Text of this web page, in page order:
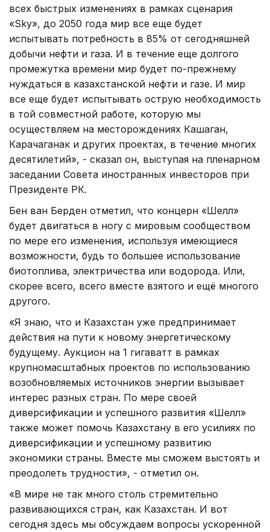
всех быстрых изменениях в рамках сценария
«Sky», до 2050 года мир все еще будет
испытывать потребность в 85% от сегодняшней
добычи нефти и газа. И в течение еще долгого
промежутка времени мир будет по-прежнему
нуждаться в казахстанской нефти и газе. И мир
все еще будет испытывать острую необходимость
в той совместной работе, которую мы
осуществляем на месторождениях Кашаган,
Карачаганак и других проектах, в течение многих
десятилетий», - сказал он, выступая на пленарном
заседании Совета иностранных инвесторов при
Президенте РК.
Бен ван Берден отметил, что концерн «Шелл»
будет двигаться в ногу с мировым сообществом
по мере его изменения, используя имеющиеся
возможности, будь то большее использование
биотоплива, электричества или водорода. Или,
скорее всего, всего вместе взятого и ещё многого
другого.
«Я знаю, что и Казахстан уже предпринимает
действия на пути к новому энергетическому
будущему. Аукцион на 1 гигаватт в рамках
крупномасштабных проектов по использованию
возобновляемых источников энергии вызывает
интерес разных стран. По мере своей
диверсификации и успешного развития «Шелл»
также может помочь Казахстану в его усилиях по
диверсификации и успешному развитию
экономики страны. Вместе мы сможем выстоять и
преодолеть трудности», - отметил он.
«В мире не так много столь стремительно
развивающихся стран, как Казахстан. И вот
сегодня здесь мы обсуждаем вопросы ускоренной